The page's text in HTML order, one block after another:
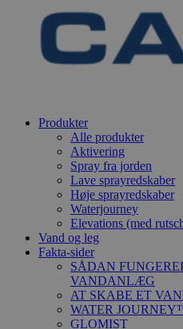
Produkter
Alle produkter
Aktivering
Spray fra jorden
Lave sprayredskaber
Høje sprayredskaber
Waterjourney
Elevations (med
Vand og leg
Fakta-sider
SÅDAN
VANDANLÆG
AT SKABE ET
WATER
GLOMIST